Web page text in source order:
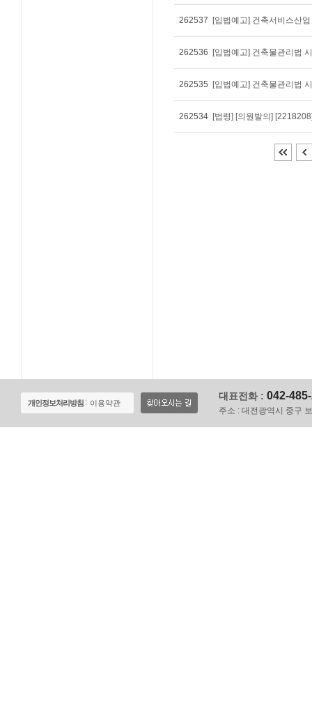
262537
262536
262535
262534
개인정보처리방침 이용약관
대표전화 : 042-
주소 : 대전광역시 중구